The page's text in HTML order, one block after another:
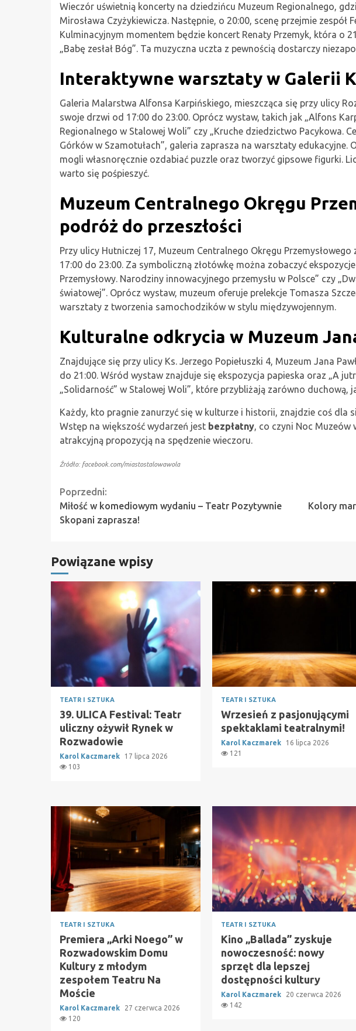
Wieczór uświetnią koncerty na dziedzińcu Muzeum Regionalnego,
Mirosława Czyżykiewicza. Następnie, o 20:00, scenę przejmie zespół
Kulminacyjnym momentem będzie koncert Renaty Przemyk, która o
„Babę zesłał Bóg”. Ta muzyczna uczta z pewnością dostarczy
Interaktywne warsztaty w Galerii
Galeria Malarstwa Alfonsa Karpińskiego, mieszcząca się przy ulicy
swoje drzwi od 17:00 do 23:00. Oprócz wystaw, takich jak „Alfons
Regionalnego w Stalowej Woli” czy „Kruche dziedzictwo Pacykowa.
Górków w Szamotułach”, galeria zaprasza na warsztaty edukacyjne.
mogli własnoręcznie ozdabiać puzzle oraz tworzyć gipsowe figurki.
warto się pośpieszyć.
Muzeum Centralnego Okręgu
podróż do przeszłości
Przy ulicy Hutniczej 17, Muzeum Centralnego Okręgu
17:00 do 23:00. Za symboliczną złotówkę można zobaczyć
Przemysłowy. Narodziny innowacyjnego przemysłu w Polsce” czy
światowej”. Oprócz wystaw, muzeum oferuje prelekcje Tomasza
warsztaty z tworzenia samochodzików w stylu międzywojennym.
Kulturalne odkrycia w Muzeum
Znajdujące się przy ulicy Ks. Jerzego Popiełuszki 4, Muzeum Jana
do 21:00. Wśród wystaw znajduje się ekspozycja papieska oraz „A
„Solidarność” w Stalowej Woli”, które przybliżają zarówno duchową,
Każdy, kto pragnie zanurzyć się w kulturze i historii, znajdzie coś dla
Wstęp na większość wydarzeń jest bezpłatny , co czyni Noc
atrakcyjną propozycją na spędzenie wieczoru.
Źródło: facebook.com/miastostalowawola
Continue
Reading
Poprzedni:
Miłość w komediowym wydaniu – Teatr Pozytywnie
Skopani zaprasza!
Kolory
Powiązane wpisy
TEATR I SZTUKA
39. ULICA Festival: Teatr
uliczny ożywił Rynek w
Rozwadowie
Karol Kaczmarek
17 lipca 2026
103
TEATR I SZTUKA
Wrzesień z pasjonującymi
spektaklami teatralnymi!
Karol Kaczmarek
16 lipca 2026
121
TEATR I SZTUKA
Premiera „Arki Noego” w
Rozwadowskim Domu
Kultury z młodym
zespołem Teatru Na
Moście
Karol Kaczmarek
27 czerwca 2026
120
TEATR I SZTUKA
Kino „Ballada” zyskuje
nowoczesność: nowy
sprzęt dla lepszej
dostępności kultury
Karol Kaczmarek
20 czerwca 2026
142